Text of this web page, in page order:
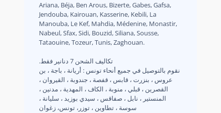
Ariana, Béja, Ben Arous, Bizerte, Gabes, Gafsa,
Jendouba, Kairouan, Kasserine, Kebili, La
Manouba, Le Kef, Mahdia, Médenine, Monastir,
Nabeul, Sfax, Sidi, Bouzid, Siliana, Sousse,
Tataouine, Tozeur, Tunis, Zaghouan.
.تكاليف الشحن 7 دنانير فقط
نقوم بالتوصيل في جميع أنحاء تونس : أريانة ، باجة ، بن
عروس ، بنزرت ، قابس ، قفصة ، جندوبة ، القيروان ،
القصرين ، قبلي ، منوبة ، الكاف ، المهدية ، مدنين ،
المنستير ، نابل ، صفاقس ، سيدي بوزيد ، سليانة ،
سوسة ، تطاوين ، توزر، تونس، زغوان